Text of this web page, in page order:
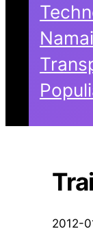
Namai
2012-